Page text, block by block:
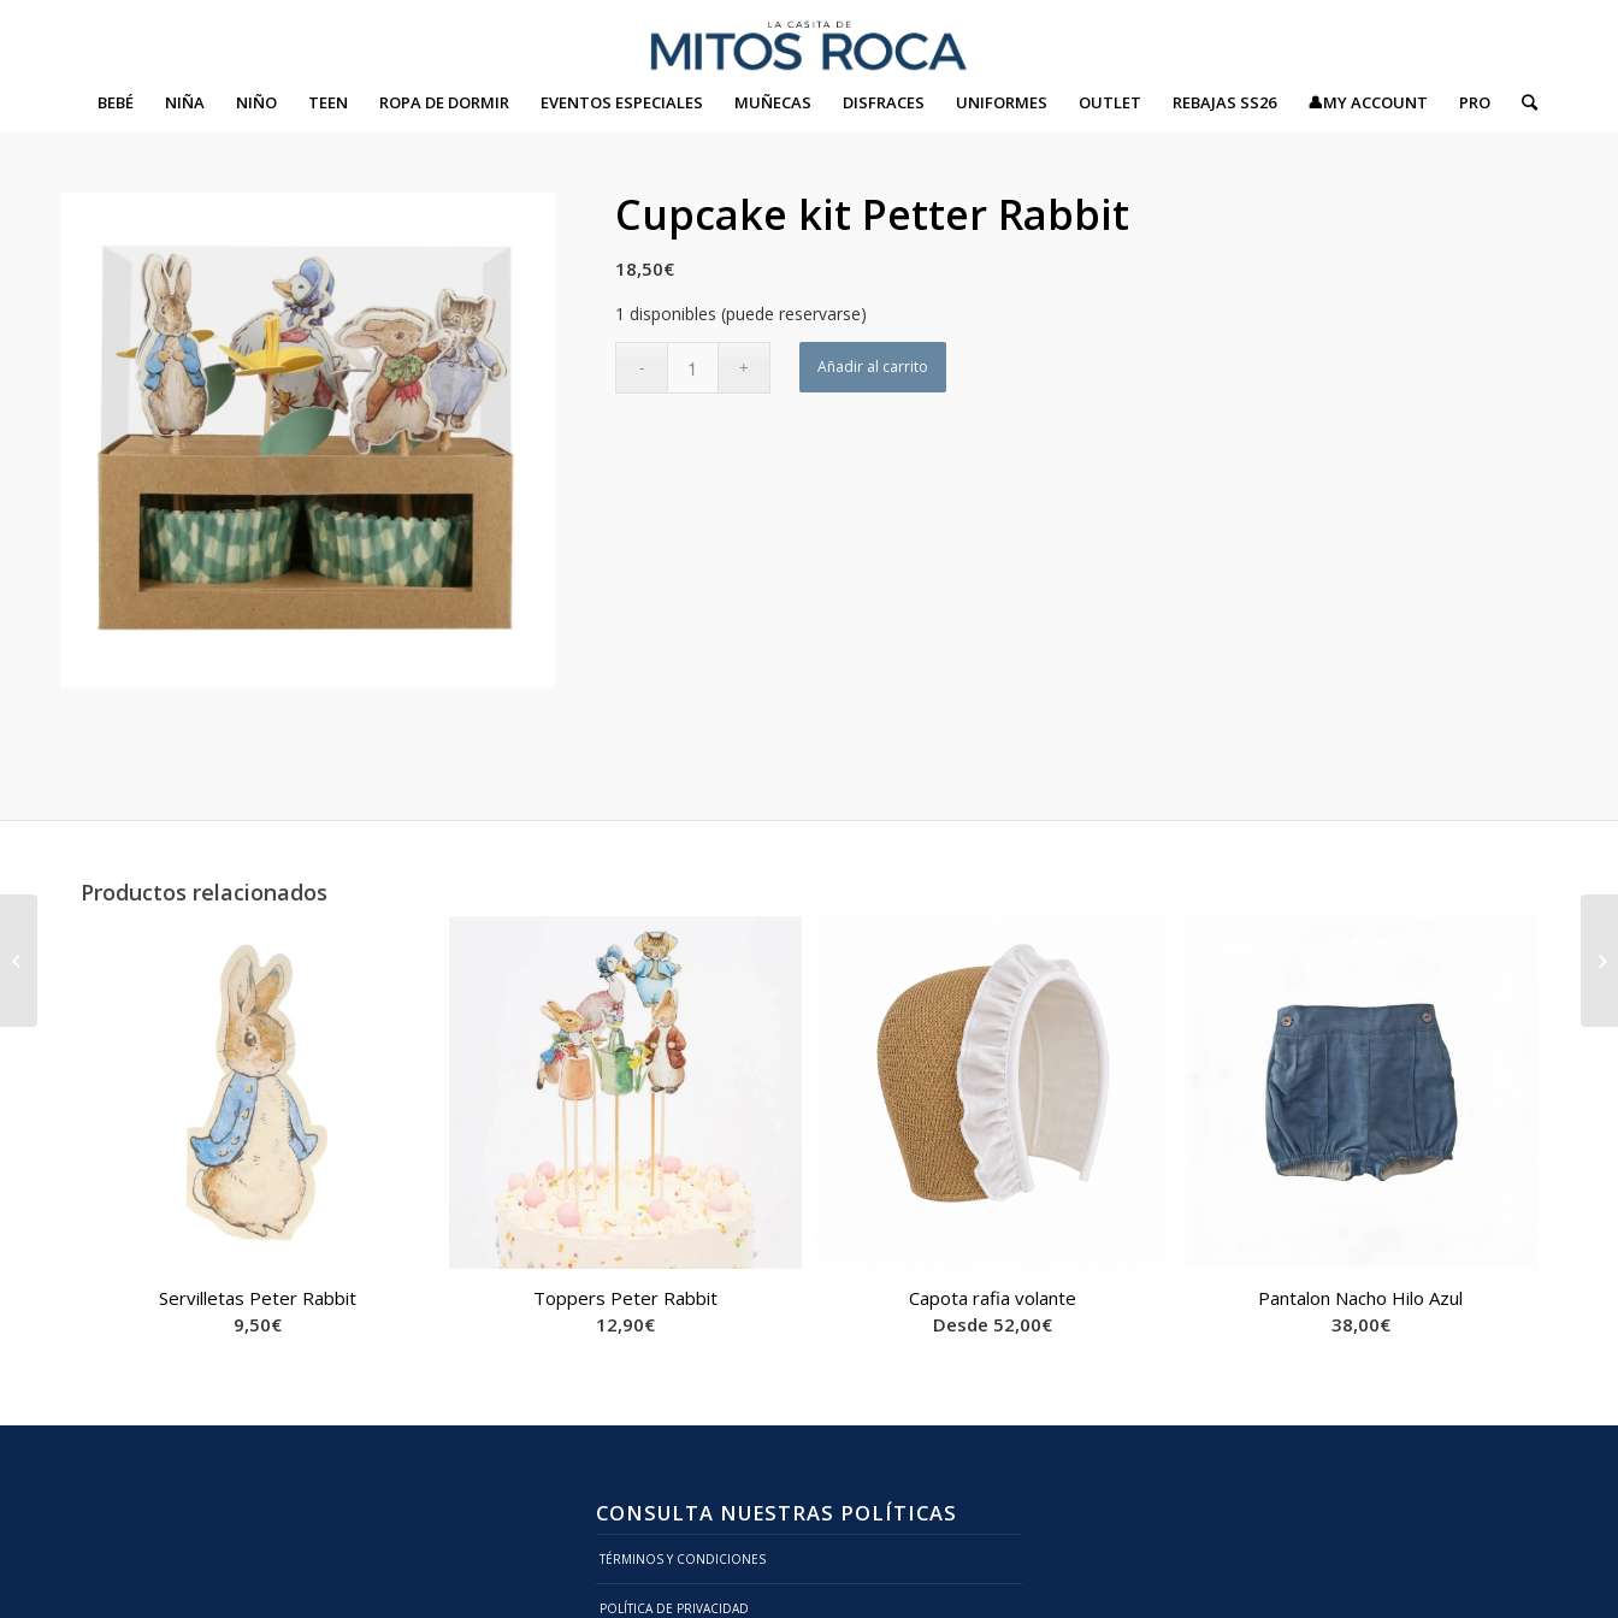
BEBÉ NIÑA NIÑO TEEN ROPA DE DORMIR EVENTOS ESPECIALES MUÑECAS DISFRACES UNIFORMES OUTLET REBAJAS SS26 👤MY ACCOUNT PRO
Cupcake kit Petter Rabbit
18,50€
1 disponibles (puede reservarse)
Añadir al carrito
Productos relacionados
Servilletas Peter Rabbit
9,50€
Toppers Peter Rabbit
12,90€
Capota rafia volante
Desde 52,00€
Pantalon Nacho Hilo Azul
38,00€
CONSULTA NUESTRAS POLÍTICAS
TÉRMINOS Y CONDICIONES
POLÍTICA DE PRIVACIDAD